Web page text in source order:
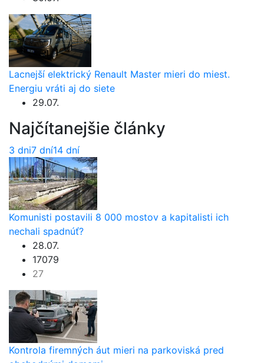
Lacnejší elektrický Renault Master mieri do miest.
Energiu vráti aj do siete
29.07.
Najčítanejšie články
3 dni7 dní14 dní
Komunisti postavili 8 000 mostov a kapitalisti ich
nechali spadnúť?
28.07.
17079
27
Kontrola firemných áut mieri na parkoviská pred